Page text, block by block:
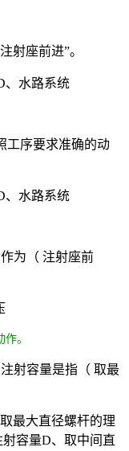
射座前进”。
、水路系统
工序要求准确的动
、水路系统
为（ 注射座前
。
射容量是指（ 取最
最大直径螺杆的理
容量D、取中间直